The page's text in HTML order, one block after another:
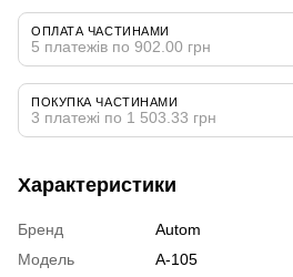
ОПЛАТА ЧАСТИНАМИ
5 платежів по 902.00 грн
ПОКУПКА ЧАСТИНАМИ
3 платежі по 1 503.33 грн
Характеристики
Бренд
Autom
Модель
A-105